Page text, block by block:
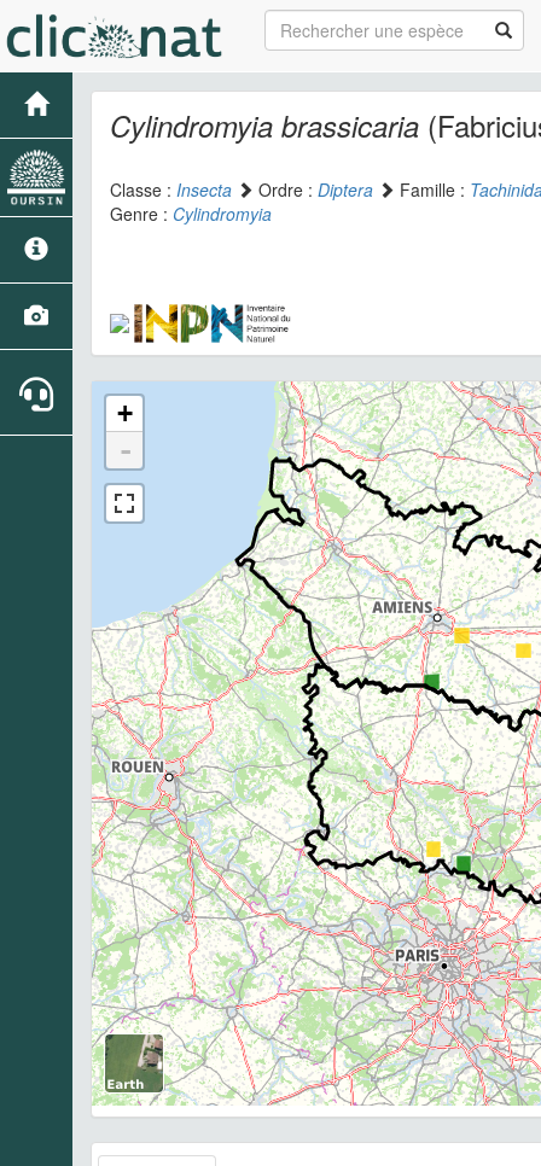
Cylindromyia brassicaria
Classe : Insecta Ordre : Diptera Famille :
Genre : Cylindromyia
+
-